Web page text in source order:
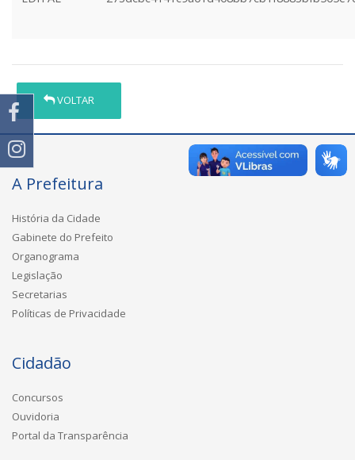
VOLTAR
A Prefeitura
História da Cidade
Gabinete do Prefeito
Organograma
Legislação
Secretarias
Políticas de Privacidade
Cidadão
Concursos
Ouvidoria
Portal da Transparência